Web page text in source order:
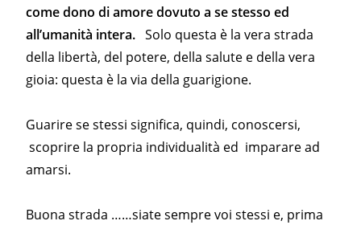
come dono di amore dovuto a se stesso ed
all’umanità intera. Solo questa è la vera strada
della libertà, del potere, della salute e della vera
gioia: questa è la via della guarigione.
Guarire se stessi significa, quindi, conoscersi,
scoprire la propria individualità ed imparare ad
amarsi.
Buona strada ……siate sempre voi stessi e, prima